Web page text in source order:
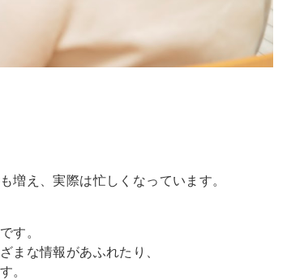
増え、実際は忙しくなっています。
す。
まな情報があふれたり、
。